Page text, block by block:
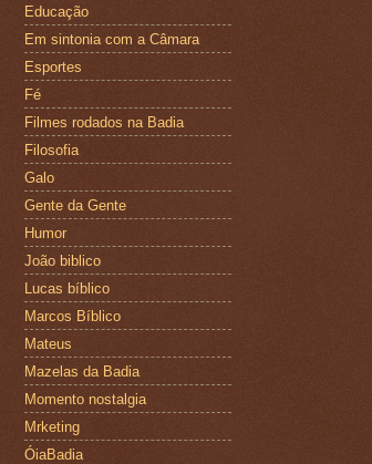
Educação
Em sintonia com a Câmara
Esportes
Fé
Filmes rodados na Badia
Filosofia
Galo
Gente da Gente
Humor
João biblico
Lucas bíblico
Marcos Bíblico
Mateus
Mazelas da Badia
Momento nostalgia
Mrketing
ÓiaBadia